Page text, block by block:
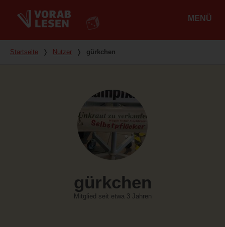
MENÜ
Du bist hier
Startseite ❭ Nutzer ❭ gürkchen
gürkchen
Mitglied seit etwa 3 Jahren